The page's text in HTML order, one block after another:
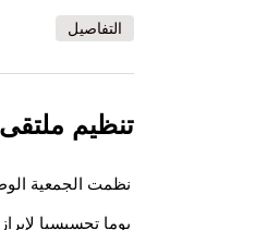
التفاصيل
تنظيم
نظمت الجمعية
يوما تحسيسيا